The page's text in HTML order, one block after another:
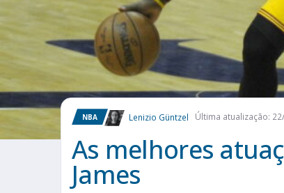
NBA Lenizio Güntzel Última atualização:
As melhores
James